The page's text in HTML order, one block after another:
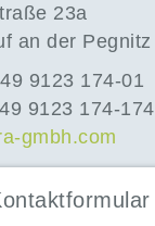
23a
an der Pegnitz
9123 174-01
9123 174-174
gmbh.com